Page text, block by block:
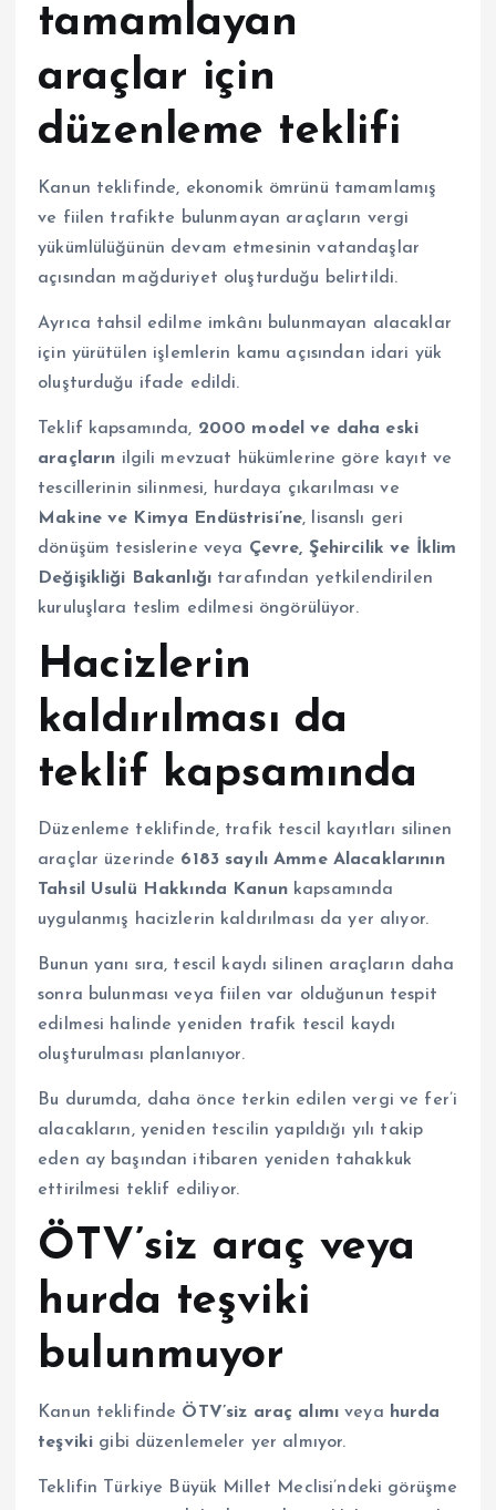
tamamlayan
araçlar için
düzenleme teklifi
Kanun teklifinde, ekonomik ömrünü tamamlamış
ve fiilen trafikte bulunmayan araçların vergi
yükümlülüğünün devam etmesinin vatandaşlar
açısından mağduriyet oluşturduğu belirtildi.
Ayrıca tahsil edilme imkânı bulunmayan alacaklar
için yürütülen işlemlerin kamu açısından idari yük
oluşturduğu ifade edildi.
Teklif kapsamında, 2000 model ve daha eski
araçların ilgili mevzuat hükümlerine göre kayıt ve
tescillerinin silinmesi, hurdaya çıkarılması ve
Makine ve Kimya Endüstrisi’ne, lisanslı geri
dönüşüm tesislerine veya Çevre, Şehircilik ve İklim
Değişikliği Bakanlığı tarafından yetkilendirilen
kuruluşlara teslim edilmesi öngörülüyor.
Hacizlerin
kaldırılması da
teklif kapsamında
Düzenleme teklifinde, trafik tescil kayıtları silinen
araçlar üzerinde 6183 sayılı Amme Alacaklarının
Tahsil Usulü Hakkında Kanunkapsamında
uygulanmış hacizlerin kaldırılması da yer alıyor.
Bunun yanı sıra, tescil kaydı silinen araçların daha
sonra bulunması veya fiilen var olduğunun tespit
edilmesi halinde yeniden trafik tescil kaydı
oluşturulması planlanıyor.
Bu durumda, daha önce terkin edilen vergi ve fer’i
alacakların, yeniden tescilin yapıldığı yılı takip
eden ay başından itibaren yeniden tahakkuk
ettirilmesi teklif ediliyor.
ÖTV’siz araç veya
hurda teşviki
bulunmuyor
Kanun teklifinde ÖTV’siz araç alımı veya hurda
teşviki gibi düzenlemeler yer almıyor.
Teklifin Türkiye Büyük Millet Meclisi’ndeki görüşme